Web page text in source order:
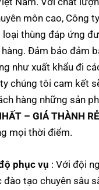
môn cao, Công
loại thùng đáp ứng
Đảm bảo đảm
như xuất khẩu đi
chúng tôi cam kết
hàng những sản
– GIÁ THÀNH
mọi thời điểm.
phục vụ : Với đội
đào tạo chuyên sâu